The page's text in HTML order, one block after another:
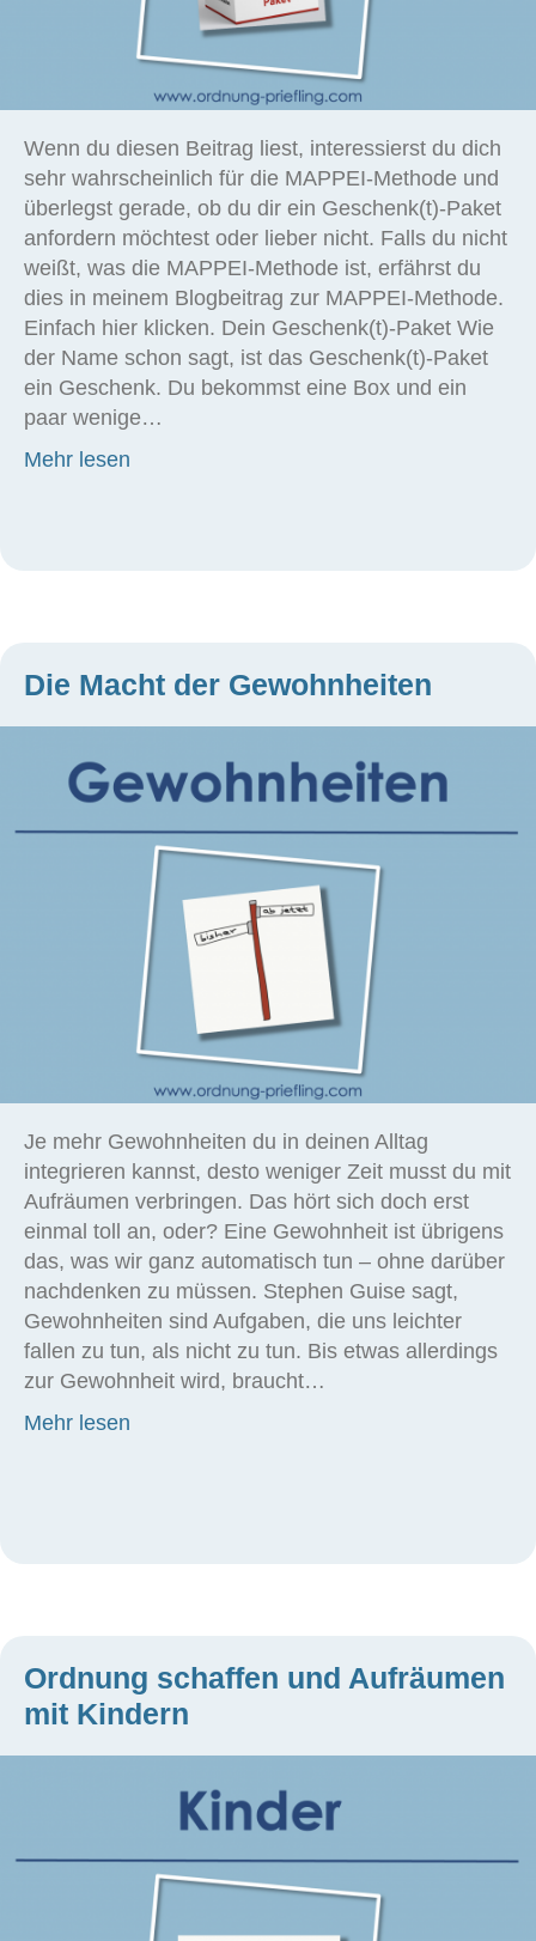
Wenn du diesen Beitrag liest, interessierst du dich
sehr wahrscheinlich für die MAPPEI-Methode und
überlegst gerade, ob du dir ein Geschenk(t)-Paket
anfordern möchtest oder lieber nicht. Falls du nicht
weißt, was die MAPPEI-Methode ist, erfährst du
dies in meinem Blogbeitrag zur MAPPEI-Methode.
Einfach hier klicken. Dein Geschenk(t)-Paket Wie
der Name schon sagt, ist das Geschenk(t)-Paket
ein Geschenk. Du bekommst eine Box und ein
paar wenige…
Mehr lesen
Die Macht der Gewohnheiten
Je mehr Gewohnheiten du in deinen Alltag
integrieren kannst, desto weniger Zeit musst du mit
Aufräumen verbringen. Das hört sich doch erst
einmal toll an, oder? Eine Gewohnheit ist übrigens
das, was wir ganz automatisch tun – ohne darüber
nachdenken zu müssen. Stephen Guise sagt,
Gewohnheiten sind Aufgaben, die uns leichter
fallen zu tun, als nicht zu tun. Bis etwas allerdings
zur Gewohnheit wird, braucht…
Mehr lesen
Ordnung schaffen und Aufräumen
mit Kindern